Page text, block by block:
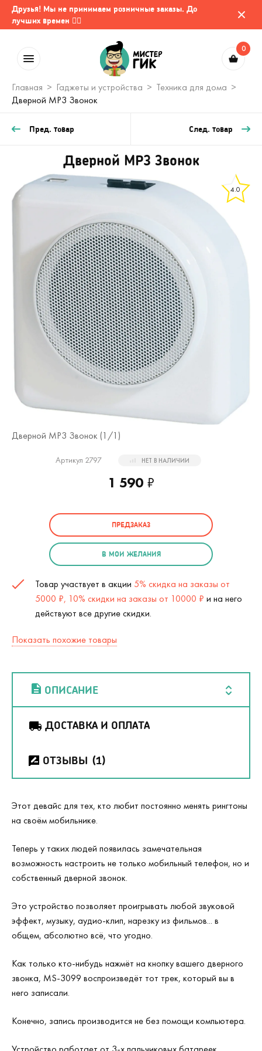
Друзья! Мы не принимаем розничные заказы. До
лучших времен 🤷‍♂️
0
Главная Гаджеты и устройства
Техника для дома
Дверной MP3 Звонок
Пред. товар След. товар
Дверной MP3 Звонок
4.0
Дверной MP3 Звонок (1 /1)
Артикул 2797 НЕТ В НАЛИЧИИ
1 590₽
ПРЕДЗАКАЗ
В МОИ ЖЕЛАНИЯ
Товар участвует в акции 5% скидка на заказы от
5000 ₽, 10% скидки на заказы от 10000 ₽ и на него
действуют все другие скидки.
Показать похожие товары
ОПИСАНИЕ
ДОСТАВКА И ОПЛАТА
ОТЗЫВЫ (1)
Этот девайс для тех, кто любит постоянно менять рингтоны
на своём мобильнике.
Теперь у таких людей появилась замечательная
возможность настроить не только мобильный телефон, но и
собственный дверной звонок.
Это устройство позволяет проигрывать любой звуковой
эффект, музыку, аудио-клип, нарезку из фильмов... в
общем, абсолютно всё, что угодно.
Как только кто-нибудь нажмёт на кнопку вашего дверного
звонка, MS-3099 воспроизведёт тот трек, который вы в
него записали.
Конечно, запись производится не без помощи компьютера.